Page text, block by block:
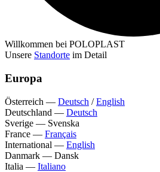
Willkommen bei POLOPLAST
Unsere Standorte im Detail
Europa
Österreich — Deutsch /English
Deutschland — Deutsch
Sverige — Svenska
France — Français
International — English
Danmark — Dansk
Italia — Italiano